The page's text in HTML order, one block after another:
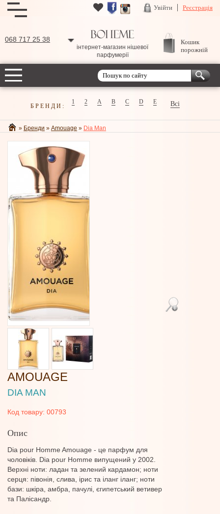
Увійти Реєстрація
068 717 25 38
інтернет-магазин нішевої
парфумерії
Кошик
порожній
БРЕНДИ:
1 2 A B C D E Всі
» Бренди » Amouage » Dia Man
AMOUAGE
DIA MAN
Код товару: 00793
Опис
Dia pour Homme Amouage - це парфум для
чоловіків. Dia pour Homme випущений у 2002.
Верхні ноти: ладан та зелений кардамон; ноти
серця: півонія, слива, ірис та іланг іланг; ноти
бази: шкіра, амбра, пачулі, єгипетський ветивер
та Палісандр.